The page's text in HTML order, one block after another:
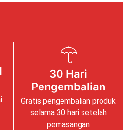
30 Hari
Pengembalian
Gratis pengembalian produk
selama 30 hari setelah
pemasangan